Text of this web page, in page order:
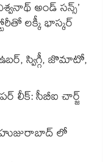
అండ్ సన్స్’
లక్కీ భాస్కర్
స్విగ్గీ, జొమాటో,
లీక్: సీబీఐ చార్జ్
హుజురాబాద్ లో